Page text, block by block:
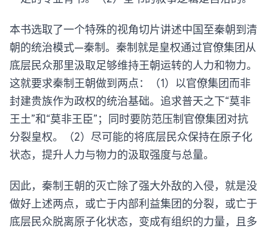
本书选取了一个特殊的视角切片讲述中国至秦朝到清
朝的统治模式—秦制。秦制就是皇权通过官僚集团从
底层民众那里汲取足够维持王朝运转的人力和物力。
这就要求秦制王朝做到两点：（1）以官僚集团而非
封建贵族作为政权的统治基础。追求普天之下“莫非
王土”和“莫非王臣”；同时要防范压制官僚集团对抗
分裂皇权。（2）尽可能的将底层民众保持在原子化
状态，提升人力与物力的汲取强度与总量。
因此，秦制王朝的灭亡除了强大外敌的入侵，就是没
做好上述两点，或亡于内部利益集团的分裂，或亡于
底层民众脱离原子化状态，变成有组织的力量，且多